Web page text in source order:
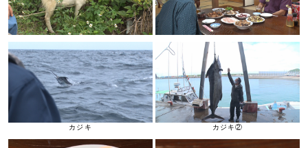
カジキ カジキ②